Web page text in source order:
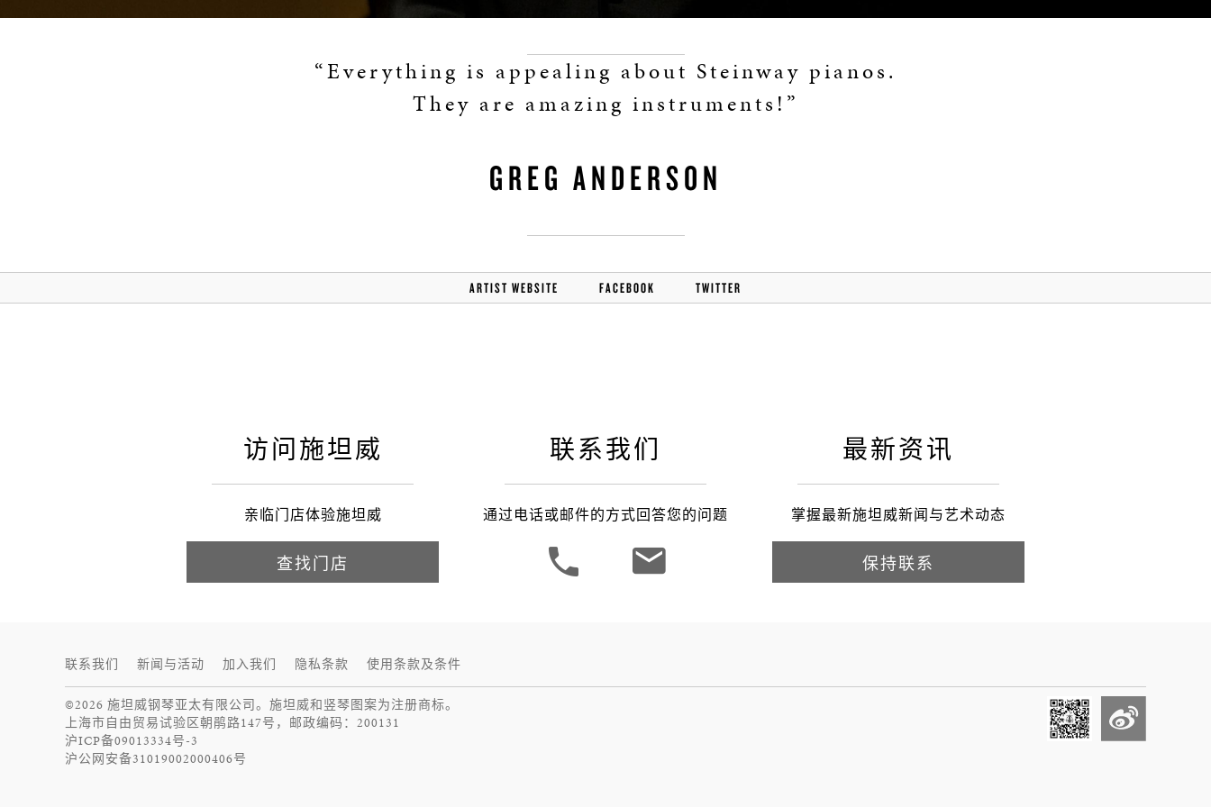
“Everything is appealing about Steinway pianos.
They are amazing instruments!”
GREG ANDERSON
ARTIST WEBSITE FACEBOOK TWITTER
访问施坦威
亲临门店体验施坦威
查找门店
联系我们
通过电话或邮件的方式回答您的问题
最新资讯
掌握最新施坦威新闻与艺术动态
保持联系
联系我们 新闻与活动 加入我们 隐私条款 使用条款及条件
©2026 施坦威钢琴亚太有限公司。施坦威和竖琴图案为注册商标。
上海市自由贸易试验区朝鹃路147号，邮政编码：200131
沪ICP备09013334号-3
沪公网安备31019002000406号